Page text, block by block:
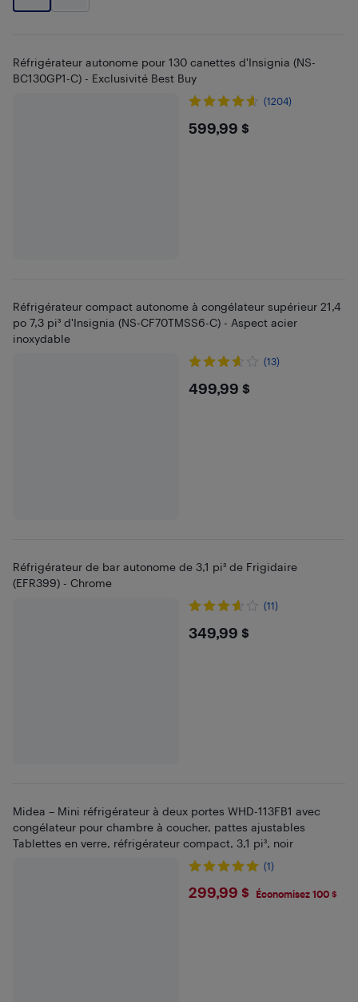
Réfrigérateur autonome pour 130 canettes d'Insignia (NS-
BC130GP1-C) - Exclusivité Best Buy
(1204)
$599.99
599,99 $
Réfrigérateur compact autonome à congélateur supérieur 21,4
po 7,3 pi³ d'Insignia (NS-CF70TMSS6-C) - Aspect acier
inoxydable
(13)
$499.99
499,99 $
Réfrigérateur de bar autonome de 3,1 pi³ de Frigidaire
(EFR399) - Chrome
(11)
$349.99
349,99 $
Midea – Mini réfrigérateur à deux portes WHD-113FB1 avec
congélateur pour chambre à coucher, pattes ajustables
Tablettes en verre, réfrigérateur compact, 3,1 pi³, noir
(1)
$299.99
299,99 $ Économisez 100 $